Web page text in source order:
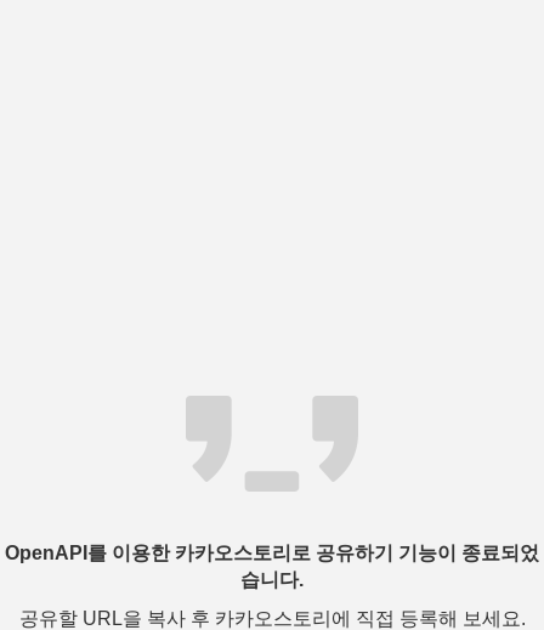
OpenAPI를 이용한 카카오스토리로 공유하기 기능이 종료되었
습니다.
공유할 URL을 복사 후 카카오스토리에 직접 등록해 보세요.